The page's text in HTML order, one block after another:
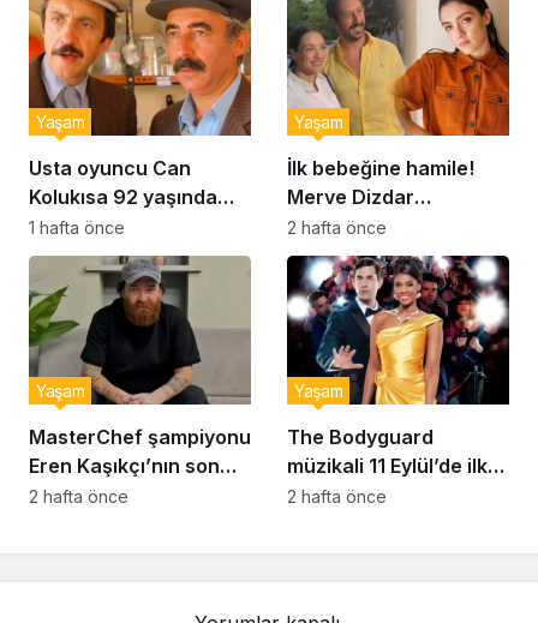
Usta oyuncu Can
Kolukısa 92 yaşında
hayatını kaybetti
Yaşam
1 hafta önce
İlk bebeğine hamile!
Merve Dizdar
sessizliğini bozdu: ‘İsim
bulmak çok zor’
Yaşam
2 hafta önce
MasterChef şampiyonu
Eren Kaşıkçı’nın son
anlarındaki kahreden
Yaşam
2 hafta önce
The Bodyguard
müzikali 11 Eylül’de ilk
kez Türkiye’de
Yaşam
2 hafta önce